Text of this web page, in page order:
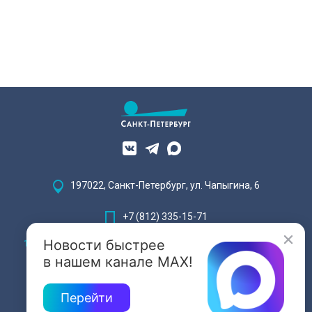
Новости быстрее
в нашем канале MAX!
Перейти
197022, Санкт-Петербург, ул. Чапыгина, 6
+7 (812) 335-15-71
Внимание! Отдельные видеоматериалы, размещенные на настоящем
сайте, могут содержать информацию, предназначенную для лиц,
достигших 18 лет.